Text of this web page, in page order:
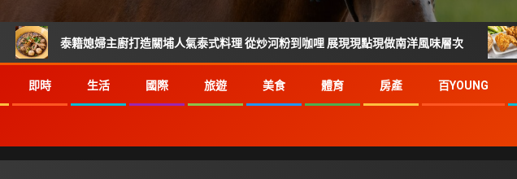
泰籍媳婦主廚打造關埔人氣泰式料理 從炒河粉到咖哩 展現現點現做南洋風味層次 雲林宵
即時 生活 國際 旅遊 美食 體育 房產 百YOUNG